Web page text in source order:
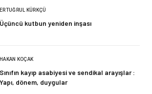
ERTUĞRUL KÜRKÇÜ
Üçüncü kutbun yeniden inşası
HAKAN KOÇAK
Sınıfın kayıp asabiyesi ve sendikal arayışlar :
Yapı, dönem, duygular